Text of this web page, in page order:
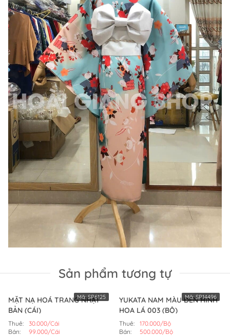
Sản phẩm tương tự
MẶT NẠ HOÁ TRANG NHẬT
BẢN (CÁI)
Thuê:
30.000/Cái
Bán:
99.000/Cái
Mã:SP6125
YUKATA NAM MÀU ĐEN HÌNH
HOA LÁ 003 (BỘ)
Thuê:
170.000/Bộ
Bán:
500.000/Bộ
Mã:SP14496